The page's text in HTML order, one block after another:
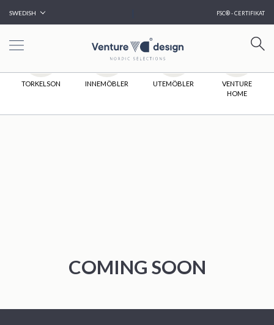
SWEDISH FSC® - CERTIFIKAT
HEM
TORKELSON INNEMÖBLER UTEMÖBLER
VENTURE
HOME
COMING SOON